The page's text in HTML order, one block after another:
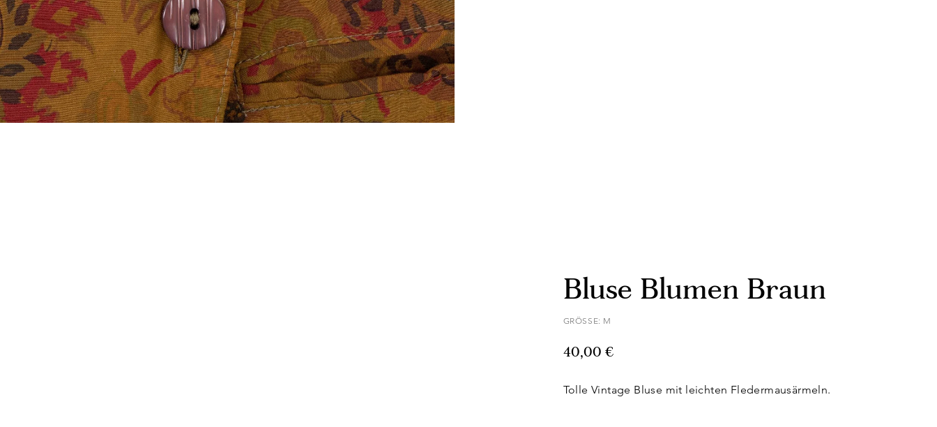
Bluse Blumen Braun
GRÖSSE: M
40,00 €
Tolle Vintage Bluse mit leichten Fledermausärmeln.